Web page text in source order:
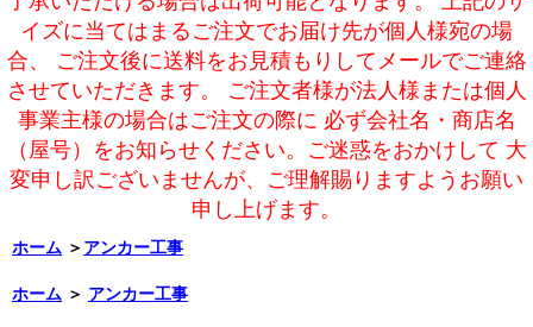
イズに当てはまるご注文でお届け先が個人様宛の場
合、 ご注文後に送料をお見積もりしてメールでご連絡
させていただきます。 ご注文者様が法人様または個人
事業主様の場合はご注文の際に 必ず会社名・商店名
（屋号）をお知らせください。ご迷惑をおかけして 大
変申し訳ございませんが、ご理解賜りますようお願い
申し上げます。
ホーム ＞ アンカー工事
ホーム ＞ アンカー工事